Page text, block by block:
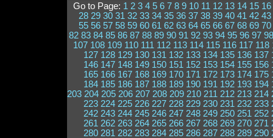
Go to Page: 1 2 3 4 5 6 7 8 9 10 11 12 13 14 15 16
28 29 30 31 32 33 34 35 36 37 38 39 40 41 42 43
55 56 57 58 59 60 61 62 63 64 65 66 67 68 69 70
82 83 84 85 86 87 88 89 90 91 92 93 94 95 96 97 98
107 108 109 110 111 112 113 114 115 116 117 118
127 128 129 130 131 132 133 134 135 136 137
146 147 148 149 150 151 152 153 154 155 156
165 166 167 168 169 170 171 172 173 174 175
184 185 186 187 188 189 190 191 192 193 194
203 204 205 206 207 208 209 210 211 212 213 214
223 224 225 226 227 228 229 230 231 232 233
242 243 244 245 246 247 248 249 250 251 252
261 262 263 264 265 266 267 268 269 270 271
280 281 282 283 284 285 286 287 288 289 290